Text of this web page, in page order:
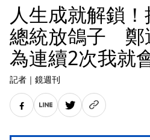
人生成就解鎖
總統放鴿子 鄭
為連續2次我就
記者 ｜ 鏡週刊